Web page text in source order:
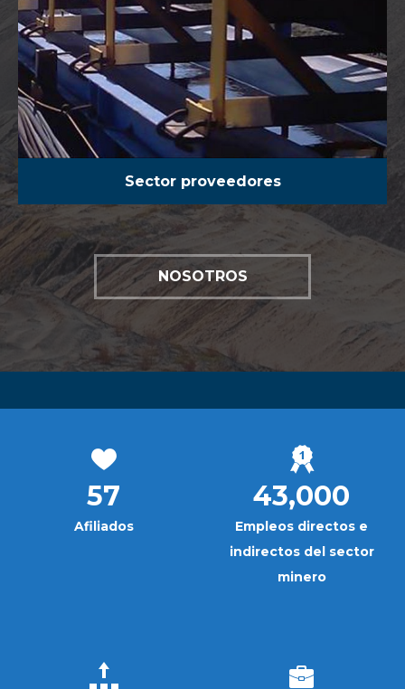
Sector proveedores
NOSOTROS
57
Afiliados
43,000
Empleos directos e
indirectos del sector
minero